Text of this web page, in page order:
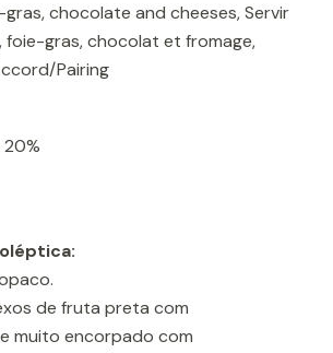
chocolate and cheeses, Servir
foie-gras, chocolat et fromage,
Pairing
de fruta preta com
muito encorpado com